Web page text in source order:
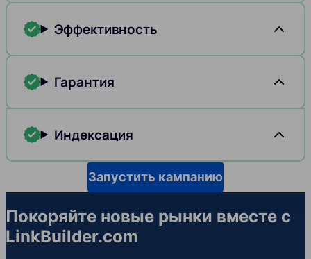
Эффективность
Гарантия
Индексация
Запустить кампанию
Покоряйте новые рынки вместе с
LinkBuilder.com